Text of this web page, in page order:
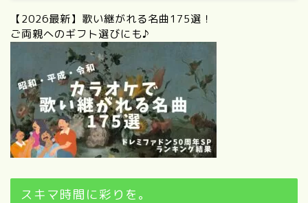
【2026最新】歌い継がれる名曲175選！
ご両親へのギフト選びにも♪
スキマ時間に彩りを。